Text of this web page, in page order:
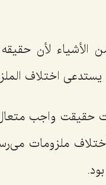
الأشیاء لأن
یستدعى اختلاف
حقیقت واجب
ملزومات